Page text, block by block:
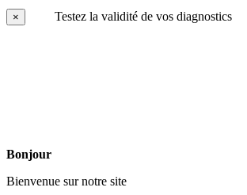
× Testez la validité de vos diagnostics
Bonjour
Bienvenue sur notre site